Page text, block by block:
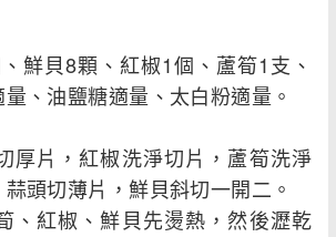
鮮貝8顆、紅椒1個、蘆筍1支、
、油鹽糖適量、太白粉適量。
厚片，紅椒洗淨切片，蘆筍洗淨
頭切薄片，鮮貝斜切一開二。
、紅椒、鮮貝先燙熱，然後瀝乾